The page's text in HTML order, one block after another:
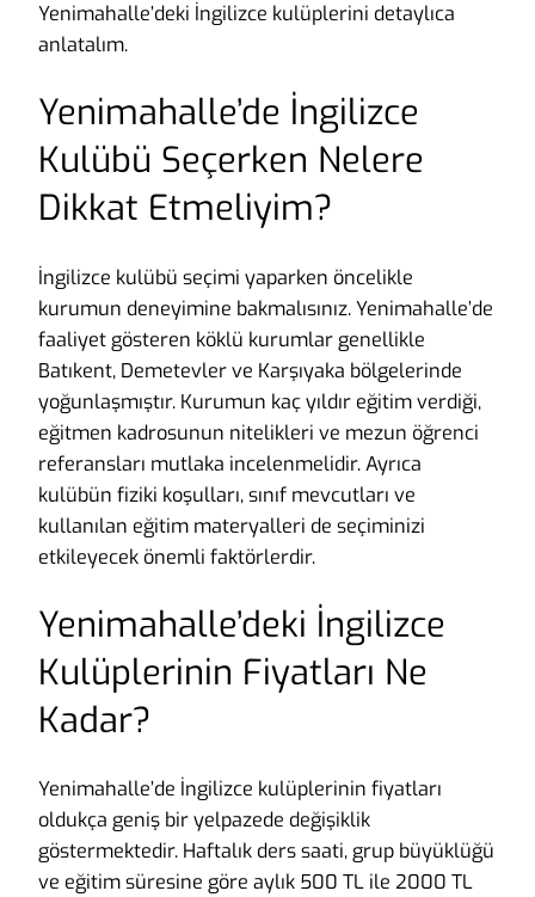
Yenimahalle’deki İngilizce kulüplerini detaylıca
anlatalım.
Yenimahalle’de İngilizce
Kulübü Seçerken Nelere
Dikkat Etmeliyim?
İngilizce kulübü seçimi yaparken öncelikle
kurumun deneyimine bakmalısınız. Yenimahalle’de
faaliyet gösteren köklü kurumlar genellikle
Batıkent, Demetevler ve Karşıyaka bölgelerinde
yoğunlaşmıştır. Kurumun kaç yıldır eğitim verdiği,
eğitmen kadrosunun nitelikleri ve mezun öğrenci
referansları mutlaka incelenmelidir. Ayrıca
kulübün fiziki koşulları, sınıf mevcutları ve
kullanılan eğitim materyalleri de seçiminizi
etkileyecek önemli faktörlerdir.
Yenimahalle’deki İngilizce
Kulüplerinin Fiyatları Ne
Kadar?
Yenimahalle’de İngilizce kulüplerinin fiyatları
oldukça geniş bir yelpazede değişiklik
göstermektedir. Haftalık ders saati, grup büyüklüğü
ve eğitim süresine göre aylık 500 TL ile 2000 TL